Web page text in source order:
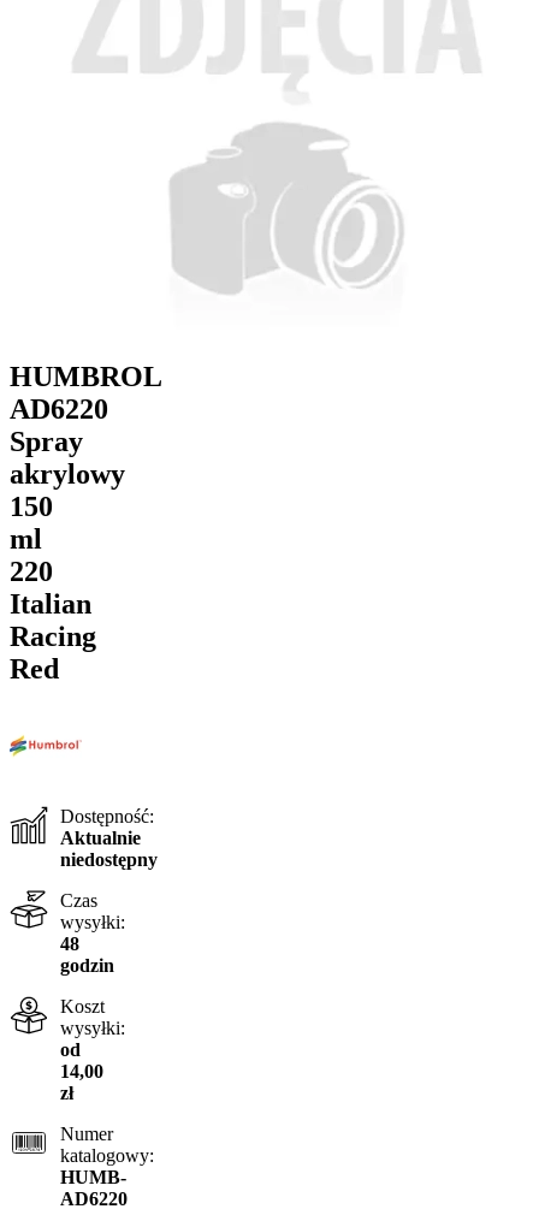
HUMBROL
AD6220
Spray
akrylowy
150
ml
220
Italian
Racing
Red
Dostępność:
Aktualnie
niedostępny
Czas
wysyłki:
48
godzin
Koszt
wysyłki:
od
14,00
zł
Numer
katalogowy:
HUMB-
AD6220